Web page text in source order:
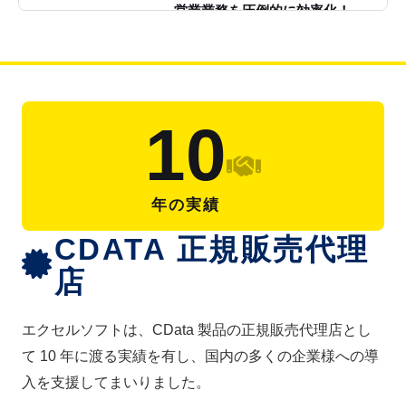
営業業務を圧倒的に効率化！
【はじめての方向け】CData
Microsoft Foundry エージェ
に安全にアクセスする —
CData Connect AI × OAuth
identity passthrough 連携ガ
2026-07-07 ブログ
SQL ServerをAIに連携！
MCPで実現する方法を解説 |
外部データの取り込みやセ
キュアな連携方法も
→
10
年の実績
CDATA 正規販売代理
店
エクセルソフトは、CData 製品の正規販売代理店とし
て 10 年に渡る実績を有し、国内の多くの企業様への導
入を支援してまいりました。